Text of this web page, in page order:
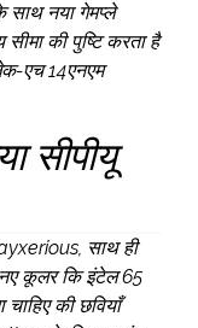
साथ नया गेमप्ले
की पुष्टि करता है
एच 14एनएम
सीपीयू
साथ ही
नए कूलर कि इंटेल 65
की छवियाँ